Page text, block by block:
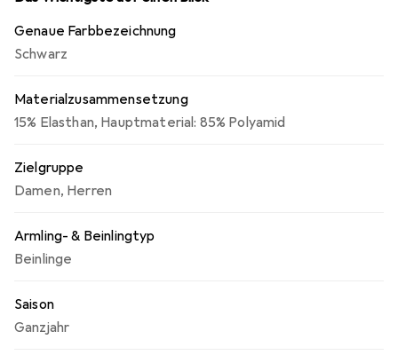
Genaue Farbbezeichnung
Schwarz
Materialzusammensetzung
15% Elasthan, Hauptmaterial: 85% Polyamid
Zielgruppe
Damen, Herren
Armling- & Beinlingtyp
Beinlinge
Saison
Ganzjahr